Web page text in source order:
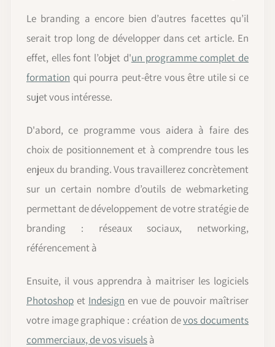
Le branding a encore bien d’autres facettes qu’il
serait trop long de développer dans cet article. En
effet, elles font l’objet d'un programme complet de
formation qui pourra peut-être vous être utile si ce
sujet vous intéresse.
D'abord, ce programme vous aidera à faire des
choix de positionnement et à comprendre tous les
enjeux du branding. Vous travaillerez concrètement
sur un certain nombre d’outils de webmarketing
permettant de développement de votre stratégie de
branding : réseaux sociaux, networking,
référencement à
Ensuite, il vous apprendra à maitriser les logiciels
Photoshop et Indesign en vue de pouvoir maîtriser
votre image graphique : création devos documents
commerciaux, de vos visuelsà